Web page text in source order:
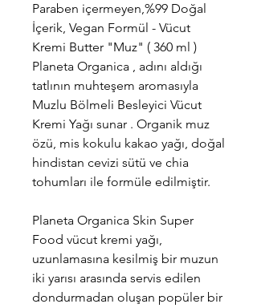
Paraben içermeyen,%99 Doğal
İçerik, Vegan Formül - Vücut
Kremi Butter "Muz" ( 360 ml )
Planeta Organica , adını aldığı
tatlının muhteşem aromasıyla
Muzlu Bölmeli Besleyici Vücut
Kremi Yağı sunar . Organik muz
özü, mis kokulu kakao yağı, doğal
hindistan cevizi sütü ve chia
tohumları ile formüle edilmiştir.
Planeta Organica Skin Super
Food vücut kremi yağı,
uzunlamasına kesilmiş bir muzun
iki yarısı arasında servis edilen
dondurmadan oluşan popüler bir